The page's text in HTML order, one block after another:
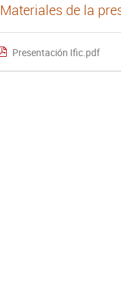
Materiales de la
Presentación Ific.pdf